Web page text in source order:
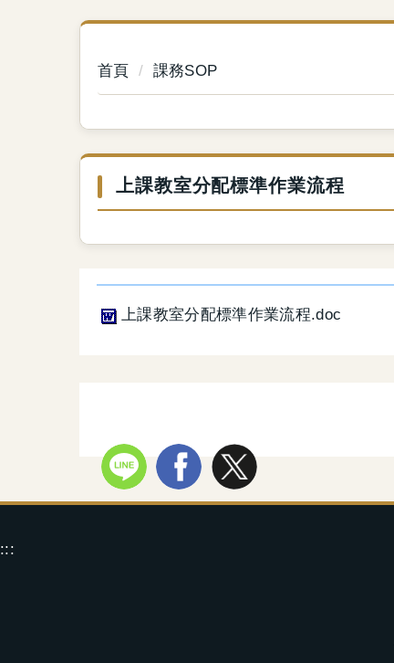
首頁 課務SOP
上課教室分配標準作業流程
上課教室分配標準作業流程.doc
:::